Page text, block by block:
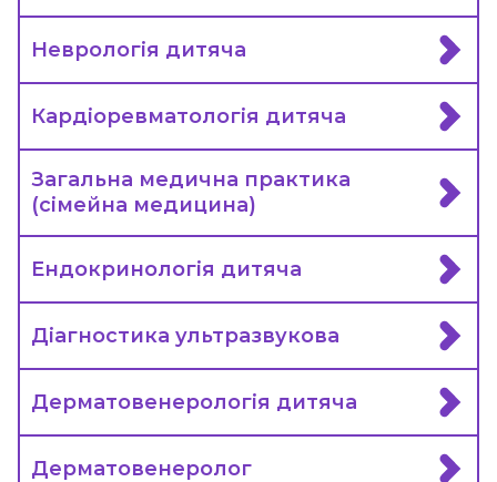
Неврологія дитяча
Кардіоревматологія дитяча
Загальна медична практика
(сімейна медицина)
Ендокринологія дитяча
Діагностика ультразвукова
Дерматовенерологія дитяча
Дерматовенеролог